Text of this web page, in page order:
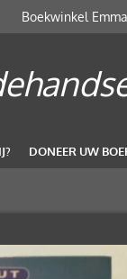
Boekwinkel
DONEER UW